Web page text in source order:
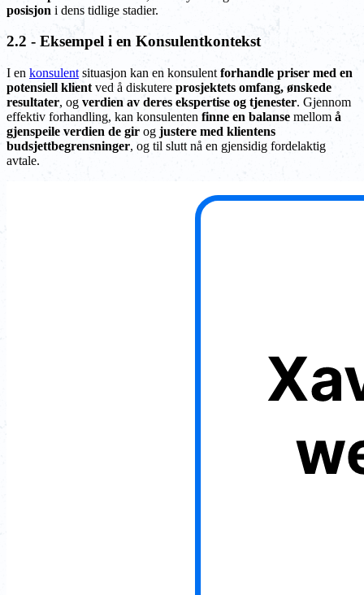
posisjon i dens tidlige stadier.
2.2 - Eksempel i en Konsulentkontekst
I en konsulent situasjon kan en konsulent forhandle priser med en
potensiell klient ved å diskutere prosjektets omfang, ønskede
resultater, og verdien av deres ekspertise og tjenester. Gjennom
effektiv forhandling, kan konsulenten finne en balanse mellom å
gjenspeile verdien de gir og justere med klientens
budsjettbegrensninger, og til slutt nå en gjensidig fordelaktig
avtale.